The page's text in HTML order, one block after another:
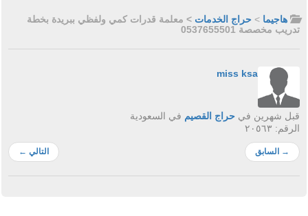
هاجيما > حراج الخدمات > معلمة قدرات كمي ولفظي ببريدة بخطة
تدريب مخصصة 0537655501
miss ksa
قبل شهرين في حراج القصيم في السعودية
الرقم: ٢٠٥٦٣
→ السابق التالي ←